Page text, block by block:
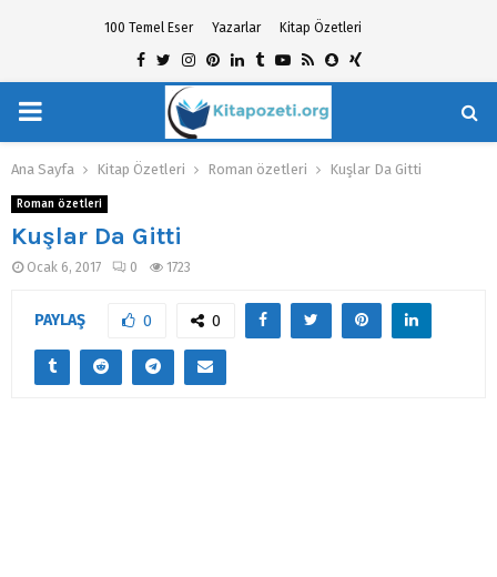
100 Temel Eser Yazarlar Kitap Özetleri
Facebook
TwitterInstagram
Pinterest
Linkedin
TumblrYoutube
RssSnapchat
Xing
PRIMARY
MENU
Ana Sayfa Kitap Özetleri Roman özetleri Kuşlar Da Gitti
Roman özetleri
Kuşlar Da Gitti
Ocak 6, 2017 0 1723
PAYLAŞ 0 0